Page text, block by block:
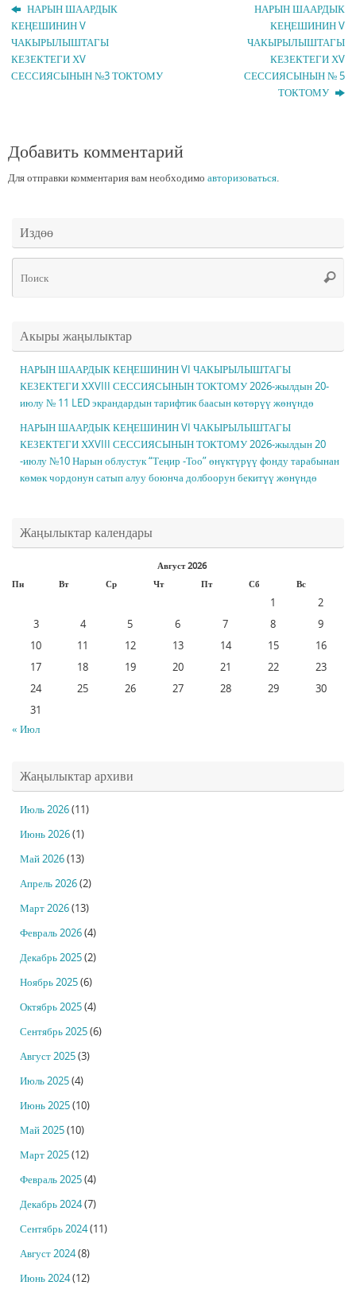
НАРЫН ШААРДЫК
КЕҢЕШИНИН V
ЧАКЫРЫЛЫШТАГЫ
КЕЗЕКТЕГИ ХV
СЕССИЯСЫНЫН №3 ТОКТОМУ
НАРЫН ШААРДЫК
КЕҢЕШИНИН V
ЧАКЫРЫЛЫШТАГЫ
КЕЗЕКТЕГИ ХV
СЕССИЯСЫНЫН № 5
ТОКТОМУ
Добавить комментарий
Для отправки комментария вам необходимо авторизоваться.
Издөө
Поиск
Акыры жаңылыктар
НАРЫН ШААРДЫК КЕҢЕШИНИН VI ЧАКЫРЫЛЫШТАГЫ
КЕЗЕКТЕГИ ХXVIII СЕССИЯСЫНЫН ТОКТОМУ 2026-жылдын 20-
июлу № 11 LED экрандардын тарифтик баасын көтөрүү жөнүндө
НАРЫН ШААРДЫК КЕҢЕШИНИН VI ЧАКЫРЫЛЫШТАГЫ
КЕЗЕКТЕГИ ХXVIII СЕССИЯСЫНЫН ТОКТОМУ 2026-жылдын 20
-июлу №10 Нарын облустук “Теңир -Тоо” өнүктүрүү фонду тарабынан
көмөк чордонун сатып алуу боюнча долбоорун бекитүү жөнүндө
Жаңылыктар календары
Август 2026
Пн
Вт Ср Чт Пт Сб Вс
1
2
3
4 5 6 7 8
9
10
11 12 13 14 15
16
17
18 19 20 21 22
23
24
25 26 27 28 29
30
31
« Июл
Жаңылыктар архиви
Июль 2026(11)
Июнь 2026(1)
Май 2026(13)
Апрель 2026(2)
Март 2026(13)
Февраль 2026(4)
Декабрь 2025(2)
Ноябрь 2025(6)
Октябрь 2025(4)
Сентябрь 2025(6)
Август 2025(3)
Июль 2025(4)
Июнь 2025(10)
Май 2025(10)
Март 2025(12)
Февраль 2025(4)
Декабрь 2024(7)
Сентябрь 2024(11)
Август 2024(8)
Июнь 2024(12)